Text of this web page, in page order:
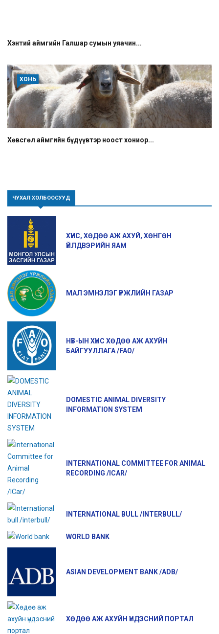
Хэнтий аймгийн Галшар сумын уяачин...
ХОНЬ
Хөвсгөл аймгийн бүдүүвтэр ноост хониор...
ЧУХАЛ ХОЛБООСУУД
ХҮНС, ХӨДӨӨ АЖ АХУЙ, ХӨНГӨН
ҮЙЛДВЭРИЙН ЯАМ
МАЛ ЭМНЭЛЭГ ҮРЖЛИЙН ГАЗАР
НҮБ-ЫН ХҮНС ХӨДӨӨ АЖ АХУЙН
БАЙГУУЛЛАГА /FAO/
DOMESTIC ANIMAL DIVERSITY
INFORMATION SYSTEM
INTERNATIONAL COMMITTEE FOR ANIMAL
RECORDING /ICAR/
INTERNATIONAL BULL /INTERBULL/
WORLD BANK
ASIAN DEVELOPMENT BANK /ADB/
ХӨДӨӨ АЖ АХУЙН ҮНДЭСНИЙ ПОРТАЛ